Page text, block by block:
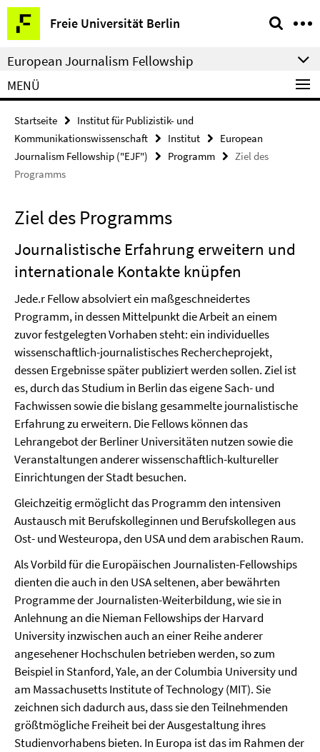
Springe
direkt
zu
Inhalt
Freie Universität Berlin
Service-
Navigation
European Journalism Fellowship
MENÜ
Startseite
Institut für Publizistik- und
Kommunikationswissenschaft
Institut
European
Journalism Fellowship ("EJF")
Programm
Ziel des
Programms
Ziel des Programms
Journalistische Erfahrung erweitern und
internationale Kontakte knüpfen
Jede.r Fellow absolviert ein maßgeschneidertes
Programm, in dessen Mittelpunkt die Arbeit an einem
zuvor festgelegten Vorhaben steht: ein individuelles
wissenschaftlich-journalistisches Rechercheprojekt,
dessen Ergebnisse später publiziert werden sollen. Ziel ist
es, durch das Studium in Berlin das eigene Sach- und
Fachwissen sowie die bislang gesammelte journalistische
Erfahrung zu erweitern. Die Fellows können das
Lehrangebot der Berliner Universitäten nutzen sowie die
Veranstaltungen anderer wissenschaftlich-kultureller
Einrichtungen der Stadt besuchen.
Gleichzeitig ermöglicht das Programm den intensiven
Austausch mit Berufskolleginnen und Berufskollegen aus
Ost- und Westeuropa, den USA und dem arabischen Raum.
Als Vorbild für die Europäischen Journalisten-Fellowships
dienten die auch in den USA seltenen, aber bewährten
Programme der Journalisten-Weiterbildung, wie sie in
Anlehnung an die Nieman Fellowships der Harvard
University inzwischen auch an einer Reihe anderer
angesehener Hochschulen betrieben werden, so zum
Beispiel in Stanford, Yale, an der Columbia University und
am Massachusetts Institute of Technology (MIT). Sie
zeichnen sich dadurch aus, dass sie den Teilnehmenden
größtmögliche Freiheit bei der Ausgestaltung ihres
Studienvorhabens bieten. In Europa ist das im Rahmen der